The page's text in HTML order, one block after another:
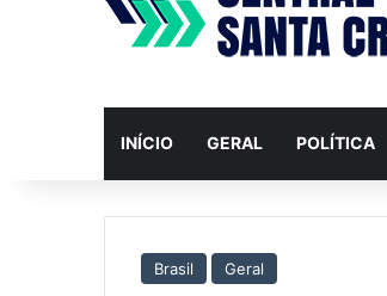
INÍCIO GERAL POLÍTICA
Brasil Geral